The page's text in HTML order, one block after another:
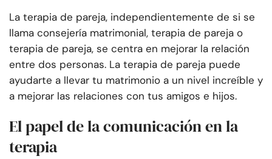
La terapia de pareja, independientemente de si se
llama consejería matrimonial, terapia de pareja o
terapia de pareja, se centra en mejorar la relación
entre dos personas. La terapia de pareja puede
ayudarte a llevar tu matrimonio a un nivel increíble y
a mejorar las relaciones con tus amigos e hijos.
El papel de la comunicación en la
terapia